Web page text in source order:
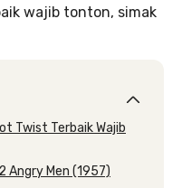
wajib tonton, simak
Twist Terbaik Wajib
Angry Men (1957)